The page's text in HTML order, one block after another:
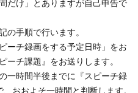
だけ」とありますが自己申告で
手順で行います。
ーチ録画をする予定日時」をお
ーチ課題』をお送りします。
一時間半後までに『スピーチ録
おおよそ一時間と判断します。